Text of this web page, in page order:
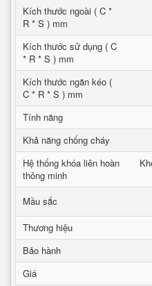
Kích thước ngoài ( C *
R * S ) mm
Kích thước sử dụng ( C
* R * S ) mm
Kích thước ngăn kéo (
C * R * S ) mm
Tính năng
Khả năng chống cháy
Hệ thống khóa liên hoàn
thông minh
Mầu sắc
Thương hiệu
Bảo hành
Giá